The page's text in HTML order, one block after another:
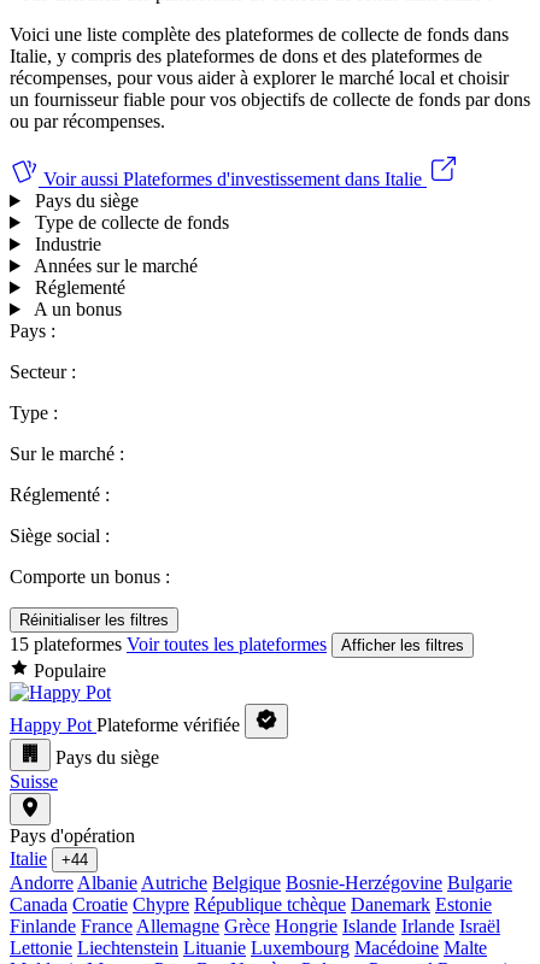
Voici une liste complète des plateformes de collecte de fonds dans
Italie, y compris des plateformes de dons et des plateformes de
récompenses, pour vous aider à explorer le marché local et choisir
un fournisseur fiable pour vos objectifs de collecte de fonds par dons
ou par récompenses.
Voir aussi Plateformes d'investissement dans Italie
Pays du siège
Type de collecte de fonds
Industrie
Années sur le marché
Réglementé
A un bonus
Pays :
Secteur :
Type :
Sur le marché :
Réglementé :
Siège social :
Comporte un bonus :
Réinitialiser les filtres
15 plateformes Voir toutes les plateformes Afficher les filtres
Populaire
Happy Pot Plateforme vérifiée
Pays du siège
Suisse
Pays d'opération
Italie
+44
Andorre Albanie Autriche Belgique Bosnie-Herzégovine Bulgarie
Canada Croatie Chypre République tchèque Danemark Estonie
Finlande France Allemagne Grèce Hongrie Islande Irlande Israël
Lettonie Liechtenstein Lituanie Luxembourg Macédoine Malte